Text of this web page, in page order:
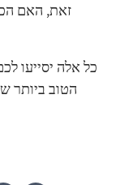
זאת, האם
כל אלה יסייעו
הטוב ביותר